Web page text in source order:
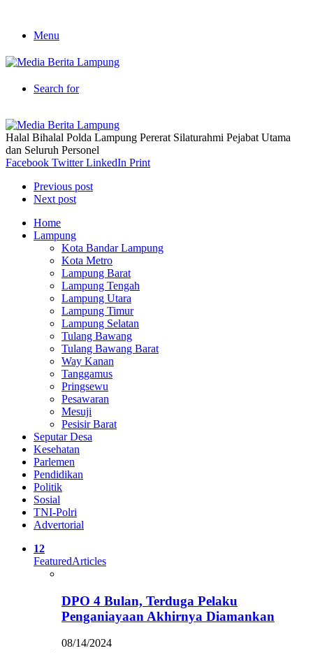
Menu
Search for
Halal Bihalal Polda Lampung Pererat Silaturahmi Pejabat Utama
dan Seluruh Personel
Facebook Twitter LinkedIn Print
Previous post
Next post
Home
Lampung
Kota Bandar Lampung
Kota Metro
Lampung Barat
Lampung Tengah
Lampung Utara
Lampung Timur
Lampung Selatan
Tulang Bawang
Tulang Bawang Barat
Way Kanan
Tanggamus
Pringsewu
Pesawaran
Mesuji
Pesisir Barat
Seputar Desa
Kesehatan
Parlemen
Pendidikan
Politik
Sosial
TNI-Polri
Advertorial
12
FeaturedArticles
DPO 4 Bulan, Terduga Pelaku
Penganiayaan Akhirnya Diamankan
08/14/2024